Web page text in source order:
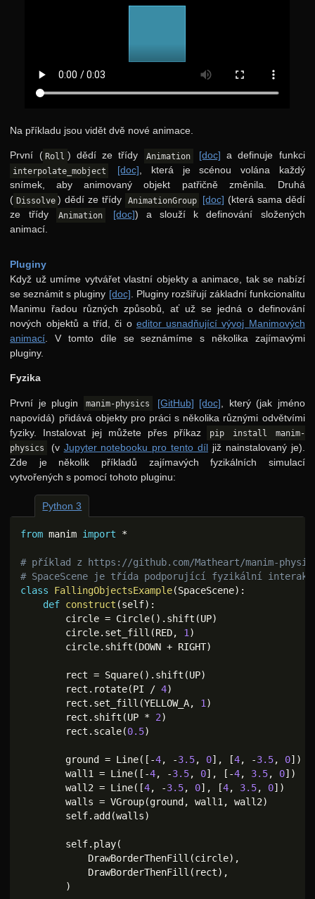
Na příkladu jsou vidět dvě nové animace.
První ( Roll ) dědí ze třídy Animation [doc] a definuje funkci
interpolate_mobject [doc] , která je scénou volána každý
snímek, aby animovaný objekt patřičně změnila. Druhá
( Dissolve ) dědí ze třídy AnimationGroup [doc] (která sama dědí
ze třídy
Animation [doc]) a slouží k definování složených
animací.
Pluginy
Když už umíme vytvářet vlastní objekty a animace, tak se nabízí
se seznámit s pluginy [doc] . Pluginy rozšiřují základní funkcionalitu
Manimu řadou různých způsobů, ať už se jedná o definování
nových objektů a tříd, či o editor usnadňující vývoj Manimových
animací . V tomto díle se seznámíme s několika zajímavými
pluginy.
Fyzika
První je plugin manim-physics [GitHub] [doc] , který (jak jméno
napovídá) přidává objekty pro práci s několika různými odvětvími
fyziky. Instalovat jej můžete přes příkaz
pip install manim-
physics
(v Jupyter notebooku pro tento díl již nainstalovaný je).
Zde je několik příkladů zajímavých fyzikálních simulací
vytvořených s pomocí tohoto pluginu:
from manim import *
# příklad z https://github.com/Matheart/manim-
# SpaceScene je třída podporující fyzikální
class
FallingObjectsExample(SpaceScene) :
def construct (self) :
        circle
= Circle( ) . shift (UP)
        circle
. set_fill (RED, 1)
        circle
. shift (DOWN + RIGHT)
        rect
= Square( ) . shift (UP)
        rect
. rotate(PI / 4)
        rect
. set_fill (YELLOW_A, 1)
        rect
. shift (UP * 2)
        rect
. scale(0.5)
        ground
= Line( [ -4, -3.5, 0] , [4, -3.5, 0] )
        wall1
= Line( [ -4, -3.5, 0] , [ -4, 3.5, 0] )
        wall2
= Line( [4, -3.5, 0] , [4, 3.5, 0] )
        walls
= VGroup(ground , wall1, wall2)
        self
. add (walls)
        self
. play(
            DrawBorderThenFill
(circle) ,
            DrawBorderThenFill
( rect) ,
)
Python 3